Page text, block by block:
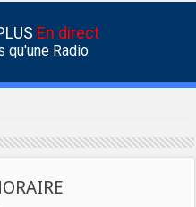
En direct
qu'une Radio